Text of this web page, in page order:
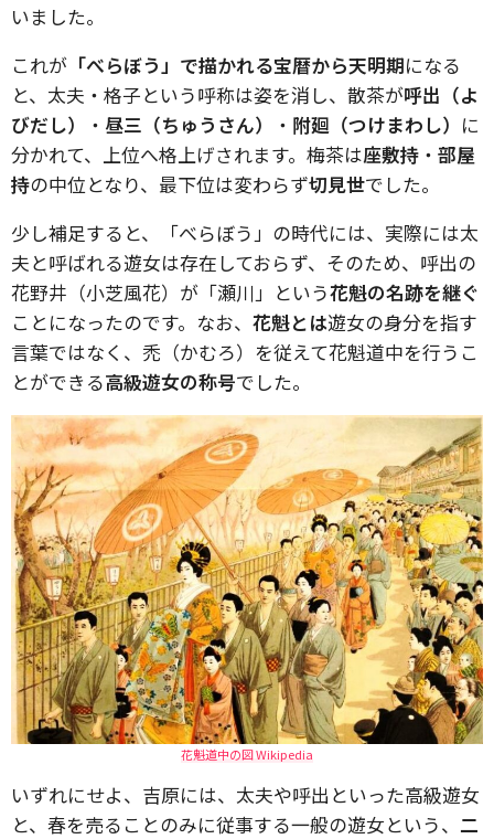
いました。
これが 「べらぼう」で描かれる宝暦から天明期になる
と、太夫・格子という呼称は姿を消し、散茶が呼出（よ
びだし）
・ 昼三（ちゅうさん） ・ 附廻（つけまわし） に
分かれて、上位へ格上げされます。梅茶は座敷持 ・ 部屋
持の中位となり、最下位は変わらず切見世でした。
少し補足すると、「べらぼう」の時代には、実際には太
夫と呼ばれる遊女は存在しておらず、そのため、呼出の
花野井（小芝風花）が「瀬川」という花魁の名跡を継ぐ
ことになったのです。なお、 花魁とは遊女の身分を指す
言葉ではなく、禿（かむろ）を従えて花魁道中を行うこ
とができる高級遊女の称号でした。
花魁道中の図 Wikipedia
いずれにせよ、吉原には、太夫や呼出といった高級遊女
と、春を売ることのみに従事する一般の遊女という、 二